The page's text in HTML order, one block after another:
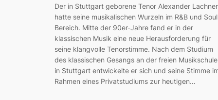
Der in Stuttgart geborene Tenor Alexander Lachner
hatte seine musikalischen Wurzeln im R&B und
Bereich. Mitte der 90er-Jahre fand er in der
klassischen Musik eine neue Herausforderung für
seine klangvolle Tenorstimme. Nach dem Studium
des klassischen Gesangs an der freien Musikschule
in Stuttgart entwickelte er sich und seine Stimme
Rahmen eines Privatstudiums zur heutigen…